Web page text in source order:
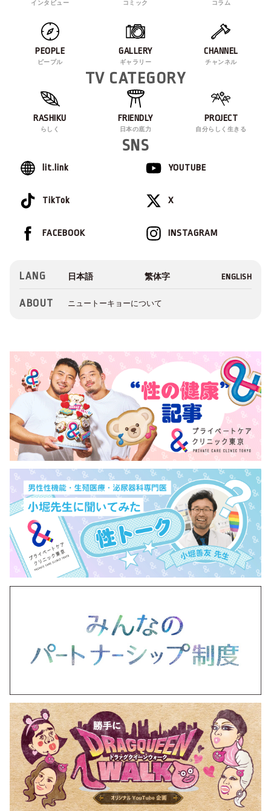
インタビュー コミック コラム
PEOPLE
ピープル
GALLERY
ギャラリー
CHANNEL
チャンネル
TV CATEGORY
RASHIKU
らしく
FRIENDLY
日本の底力
PROJECT
自分らしく生きる
SNS
lit.link YOUTUBE
TikTok X
INSTAGRAM
FACEBOOK
LANG
ABOUT ニュートーキョーについて